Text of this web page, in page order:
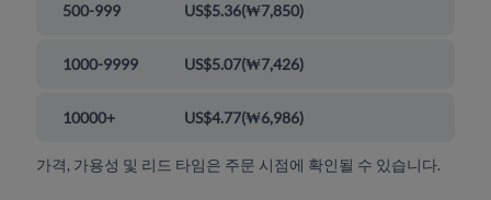
500-999 US$5.36(₩7,850)
1000-9999 US$5.07(₩7,426)
10000+ US$4.77(₩6,986)
가격, 가용성 및 리드 타임은 주문 시점에 확인될 수 있습니다.